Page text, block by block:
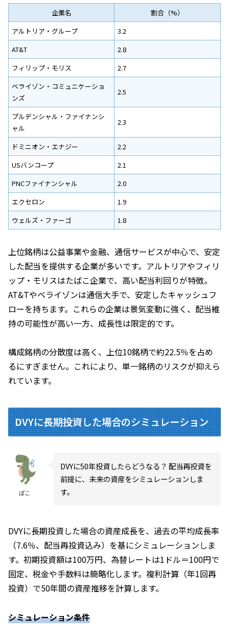
企業名
割合（%）
アルトリア・グループ
3.2
AT&T
2.8
フィリップ・モリス
2.7
ベライゾン・コミュニケーショ
ンズ
2.5
プルデンシャル・ファイナンシ
ャル
2.3
ドミニオン・エナジー
2.2
USバンコープ
2.1
PNCファイナンシャル
2.0
エクセロン
1.9
ウェルズ・ファーゴ
1.8
上位銘柄は公益事業や金融、通信サービスが中心で、安定
した配当を提供する企業が多いです。アルトリアやフィリ
ップ・モリスはたばこ企業で、高い配当利回りが特徴。
AT&Tやベライゾンは通信大手で、安定したキャッシュフ
ローを持ちます。これらの企業は景気変動に強く、配当維
持の可能性が高い一方、成長性は限定的です。
構成銘柄の分散度は高く、上位10銘柄で約22.5％を占め
るにすぎません。これにより、単一銘柄のリスクが抑えら
れています。
DVYに長期投資した場合のシミュレーション
ぽこ
DVYに50年投資したらどうなる？ 配当再投資を
前提に、未来の資産をシミュレーションしま
す。
DVYに長期投資した場合の資産成長を、過去の平均成長率
（7.6％、配当再投資込み）を基にシミュレーションしま
す。初期投資額は100万円、為替レートは1ドル＝100円で
固定、税金や手数料は簡略化します。複利計算（年1回再
投資）で50年間の資産推移を計算します。
シミュレーション条件